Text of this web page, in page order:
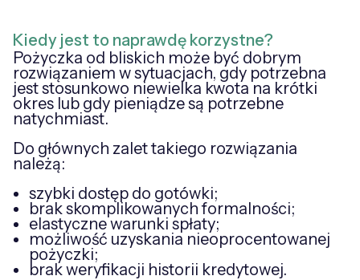
Kiedy jest to naprawdę korzystne?
Pożyczka od bliskich może być dobrym
rozwiązaniem w sytuacjach, gdy potrzebna
jest stosunkowo niewielka kwota na krótki
okres lub gdy pieniądze są potrzebne
natychmiast.
Do głównych zalet takiego rozwiązania
należą:
szybki dostęp do gotówki;
brak skomplikowanych formalności;
elastyczne warunki spłaty;
możliwość uzyskania nieoprocentowanej
pożyczki;
brak weryfikacji historii kredytowej.